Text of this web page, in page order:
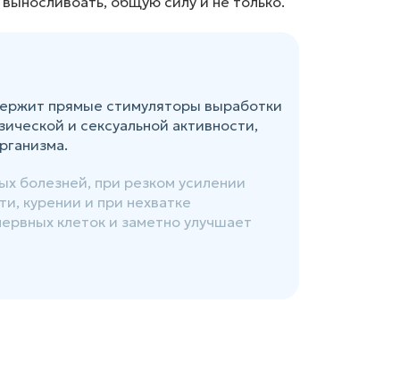
прямые стимуляторы выработки
и сексуальной активности,
болезней, при резком усилении
курении и при нехватке
клеток и заметно улучшает